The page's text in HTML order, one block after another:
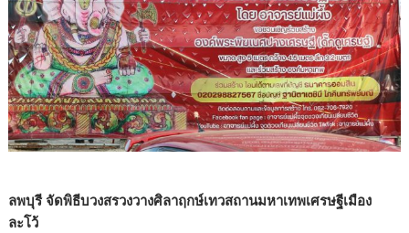
ลพบุรี จัดพิธีบวงสรวงวางศิลาฤกษ์เทวสถานมหาเทพเศรษฐีเมือง
ละโว้